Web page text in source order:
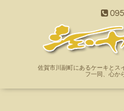
佐賀市川副町にあるケーキとス
フ一同、心か